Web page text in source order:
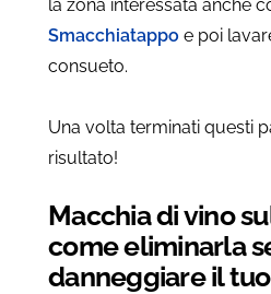
la zona interessata anche
Smacchiatappo e poi
consueto.
Una volta terminati questi
risultato!
Macchia di vino
come eliminarla
danneggiare il